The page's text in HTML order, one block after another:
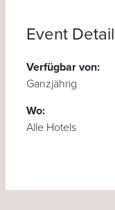
Event
Verfügbar von:
Ganzjährig
Wo:
Alle Hotels